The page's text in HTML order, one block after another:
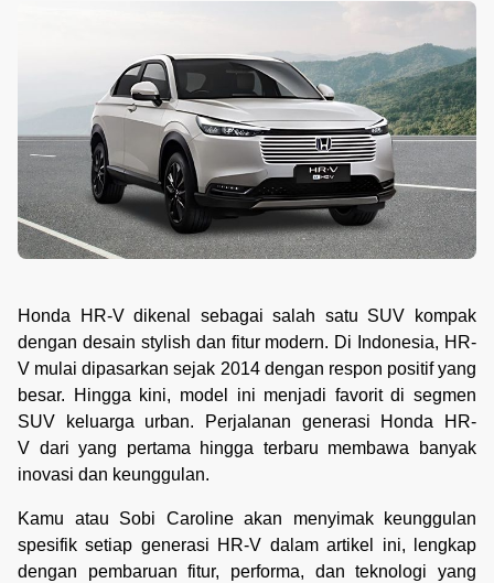
Honda HR-V dikenal sebagai salah satu SUV kompak
dengan desain stylish dan fitur modern. Di Indonesia, HR-
V mulai dipasarkan sejak 2014 dengan respon positif yang
besar. Hingga kini, model ini menjadi favorit di segmen
SUV keluarga urban. Perjalanan generasi Honda HR-
V dari yang pertama hingga terbaru membawa banyak
inovasi dan keunggulan.
Kamu atau Sobi Caroline akan menyimak keunggulan
spesifik setiap generasi HR-V dalam artikel ini, lengkap
dengan pembaruan fitur, performa, dan teknologi yang